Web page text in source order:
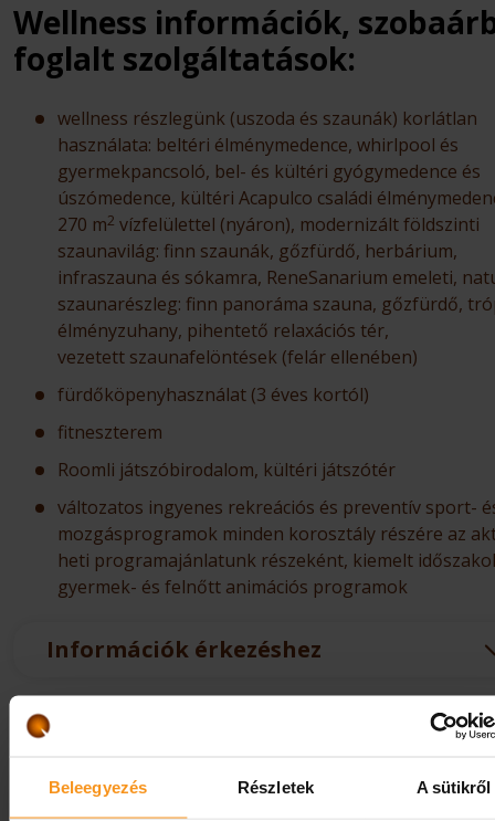
Beleegyezés Részletek A sütikről
Wellness információk,
foglalt szolgáltatások:
wellness részlegünk (uszoda és szaunák) korlátlan
használata: beltéri élménymedence, whirlpool és
gyermekpancsoló, bel- és kültéri gyógymedence és
úszómedence, kültéri Acapulco családi
270 m2 vízfelülettel (nyáron), modernizált földszinti
szaunavilág: finn szaunák, gőzfürdő, herbárium,
infraszauna és sókamra, ReneSanarium emeleti,
szaunarészleg: finn panoráma szauna, gőzfürdő,
élményzuhany, pihentető relaxációs tér,
vezetett szaunafelöntések (felár ellenében)
fürdőköpenyhasználat (3 éves kortól)
fitneszterem
Roomli játszóbirodalom, kültéri játszótér
változatos ingyenes rekreációs és preventív sport-
mozgásprogramok minden korosztály részére az
heti programajánlatunk részeként, kiemelt
gyermek- és felnőtt animációs programok
Információk érkezéshez
Lemondási feltételek
Szobaárban foglalt szolgáltatások